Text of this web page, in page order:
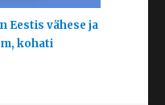
Eestis vähese ja
kohati